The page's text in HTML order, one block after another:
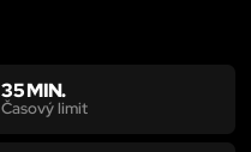
35 MIN.
Časový limit